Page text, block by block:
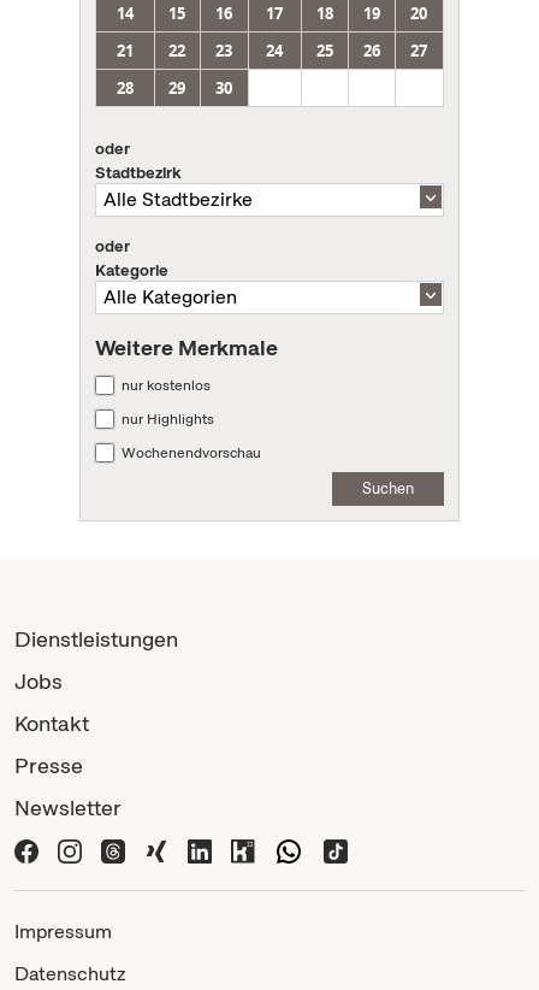
14
15 16 17 18 19
20
21
22 23 24 25 26
27
28
29 30
oder
Stadtbezirk
oder
Kategorie
Weitere Merkmale
nur kostenlos
nur Highlights
Wochenendvorschau
Suchen
Dienstleistungen
Jobs
Kontakt
Presse
Newsletter
Impressum
Datenschutz